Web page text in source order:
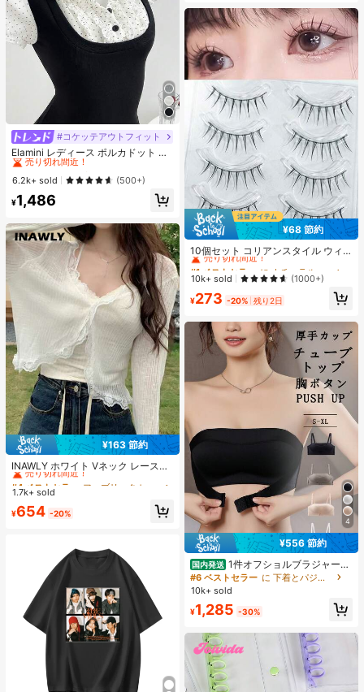
#コケッテアウトフィット
Elamini レディース ポルカドット パ
ッチワーク レーストリム 配色 ウエ
スト ショートスリーブ トップス 夏
用
#2 ベストセラー
夜遊び 女性用ブラウス
売り切れ間近！
#2 ベストセラー
売り切れ間近！
#2 ベストセラー
売り切れ間近！
#2 ベストセラー
売り切れ間近！
6.2k+ sold (500+)
¥1,486
¥163 節約
INAWLY ホワイト Vネック レースト
リム UVカット カバーアップ レディ
ース 夏用 薄手 キャミソール カバー
#4 ベストセラー
ファブリック レディーストップス
売り切れ間近！
#4 ベストセラー
売り切れ間近！
#4 ベストセラー
売り切れ間近！
#4 ベストセラー
ファブリック レディーストップス
1.7k+ sold
¥654 -20%
¥68 節約
10個セット コリアンスタイル ウィ
スピー 細い つけまつげ 自己接着式
アイライナー付き、透明感と際立つ
外観
#1 ベストセラー
に ナチュラル つけまつげ
売り切れ間近！
#1 ベストセラー
売り切れ間近！
#1 ベストセラー
売り切れ間近！
#1 ベストセラー
売り切れ間近！
10k+ sold (1000+)
¥273 -20% 残り2日
4
¥556 節約
国内発送 1件オフショルブラジャー、
小胸用アップチューブトップ、 オフ
ショルインナー 、脇高 谷間メイク下
ャー
#6 ベストセラー
に 下着とパジャマ
10k+ sold
¥1,285 -30%